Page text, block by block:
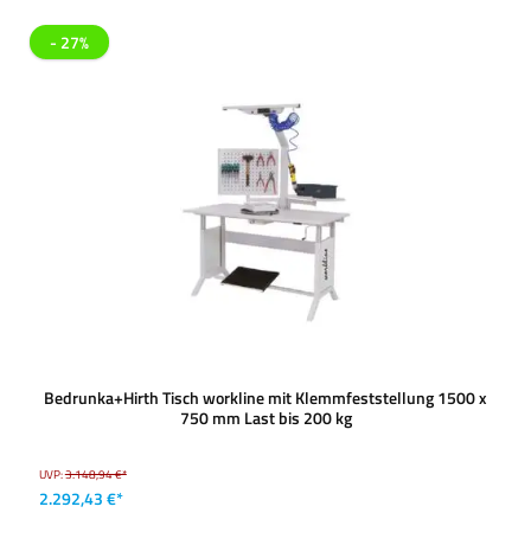
- 27%
Bedrunka+Hirth Tisch workline mit Klemmfeststellung 1500 x
750 mm Last bis 200 kg
UVP:3.148,94 €*
2.292,43 €*